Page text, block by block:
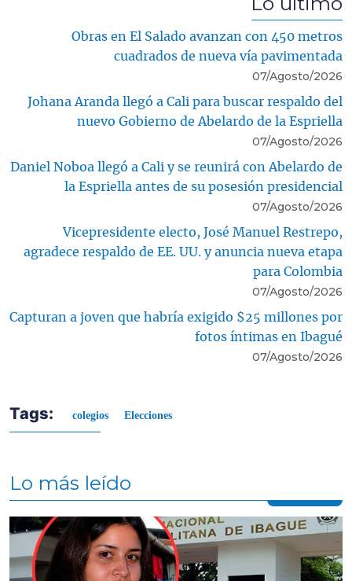
Obras en El Salado avanzan con 450 metros
cuadrados de nueva vía pavimentada
07/Agosto/2026
Johana Aranda llegó a Cali para buscar respaldo del
nuevo Gobierno de Abelardo de la Espriella
07/Agosto/2026
Daniel Noboa llegó a Cali y se reunirá con Abelardo de
la Espriella antes de su posesión presidencial
07/Agosto/2026
Vicepresidente electo, José Manuel Restrepo,
agradece respaldo de EE. UU. y anuncia nueva etapa
para Colombia
07/Agosto/2026
Capturan a joven que habría exigido $25 millones por
fotos íntimas en Ibagué
07/Agosto/2026
Tags: colegios Elecciones
Lo más leído
Contenido multimedia principal